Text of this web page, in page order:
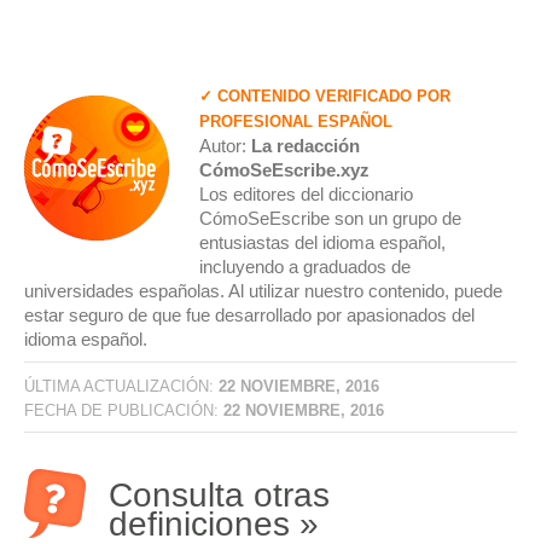
✓ CONTENIDO VERIFICADO POR
PROFESIONAL ESPAÑOL
Autor: La redacción
CómoSeEscribe.xyz
Los editores del diccionario
CómoSeEscribe son un grupo de
entusiastas del idioma español,
incluyendo a graduados de
universidades españolas. Al utilizar nuestro contenido, puede
estar seguro de que fue desarrollado por apasionados del
idioma español.
ÚLTIMA ACTUALIZACIÓN: 22 NOVIEMBRE, 2016
FECHA DE PUBLICACIÓN: 22 NOVIEMBRE, 2016
Consulta otras
definiciones »